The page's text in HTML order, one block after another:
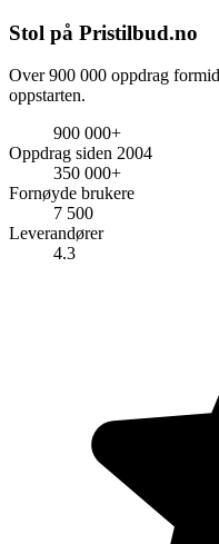
Stol på Pristilbud.no
Over 900 000 oppdrag
oppstarten.
900 000+
Oppdrag siden 2004
350 000+
Fornøyde brukere
7 500
Leverandører
4.3